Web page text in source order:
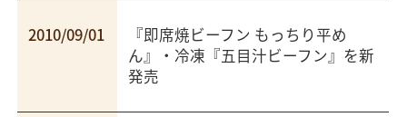
2010/09/01 『即席焼ビーフン もっちり平め
ん』・冷凍『五目汁ビーフン』を新
発売